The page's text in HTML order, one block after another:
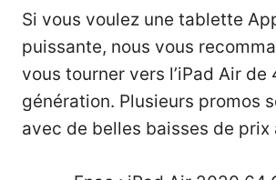
Si vous voulez une tablette
puissante, nous vous
vous tourner vers l’iPad Air de
génération. Plusieurs promos
avec de belles baisses de prix